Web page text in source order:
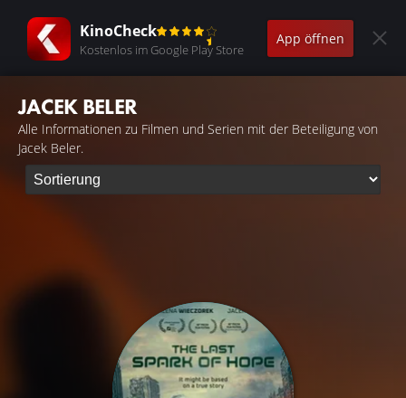
KinoCheck
Kostenlos im Google Play Store
App öffnen
JACEK BELER
Alle Informationen zu Filmen und Serien mit der Beteiligung von
Jacek Beler.